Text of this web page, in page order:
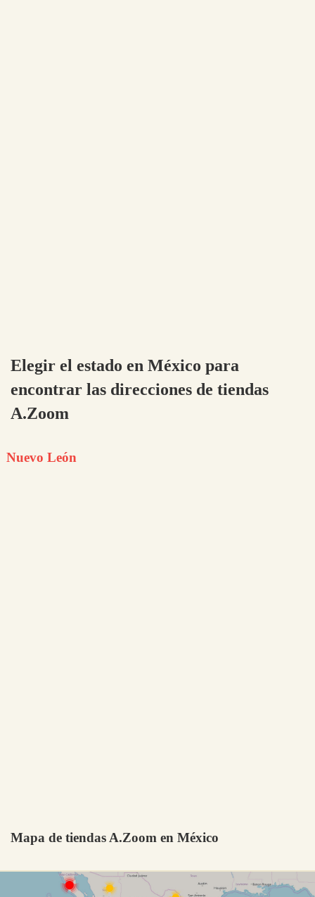
Elegir el estado en México para
encontrar las direcciones de tiendas
A.Zoom
Nuevo León
Mapa de tiendas A.Zoom en México